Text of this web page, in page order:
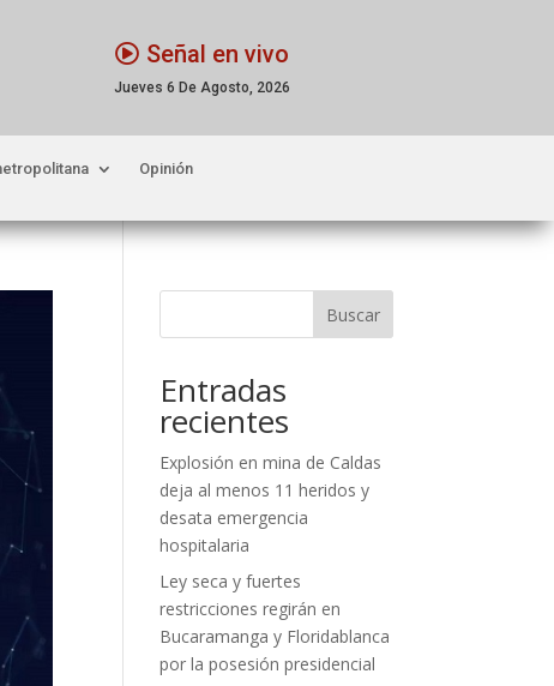
Señal en vivo
Jueves 6 De Agosto, 2026
Opinión
Buscar
Entradas
recientes
Explosión en mina de Caldas
deja al menos 11 heridos y
desata emergencia
hospitalaria
Ley seca y fuertes
restricciones regirán en
Bucaramanga y Floridablanca
por la posesión presidencial